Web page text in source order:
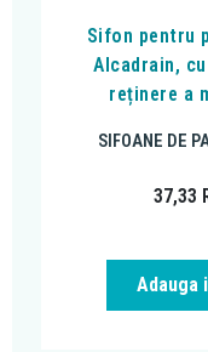
Sifon pentru
Alcadrain,
reținere a
SIFOANE DE
37,33
Adauga